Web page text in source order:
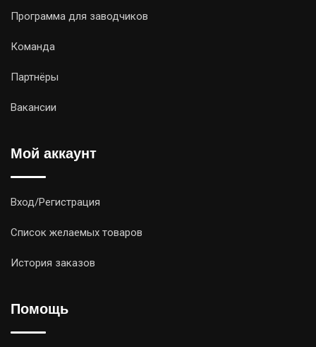
Программа для заводчиков
Команда
Партнёры
Вакансии
Мой аккаунт
Вход/Регистрация
Список желаемых товаров
История заказов
Помощь